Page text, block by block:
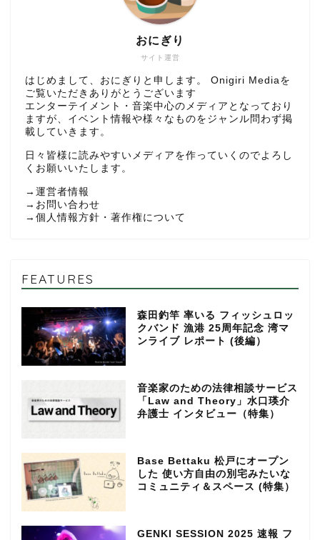
サイト運営
おにぎり
はじめまして、おにぎりと申します。 Onigiri Mediaを
ご覧いただきありがとうございます
エンターテイメント・音楽中心のメディアとなっており
ますが、イベント情報や様々なものをジャンル問わず掲
載していきます。
日々皆様に読みやすいメディアを作っていくのでよろし
くお願いいたします。
→ 運営者情報
→ お問い合わせ
→ 個人情報方針・著作権について
FEATURES
森田釣竿 率いる フィッシュロッ
クバンド 漁港 25周年記念 湾マ
ンライブ レポート (後編）
音楽家のための法律相談サービス
「Law and Theory」水口瑛介
弁護士 インタビュー（特集）
Base Bettaku 松戸にオープン
した 使い方自由の別宅みたいな
コミュニティ＆スペース (特集）
GENKI SESSION 2025 速報 フ